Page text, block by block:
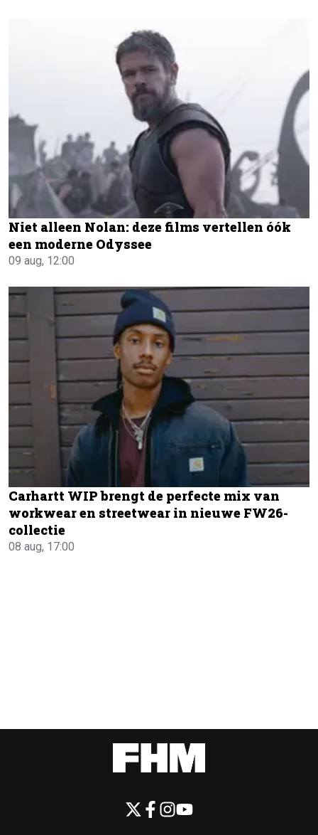
Niet alleen Nolan: deze films vertellen óók
een moderne Odyssee
09 aug, 12:00
Carhartt WIP brengt de perfecte mix van
workwear en streetwear in nieuwe FW26-
collectie
08 aug, 17:00